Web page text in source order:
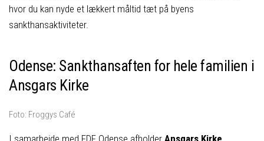
hvor du kan nyde et lækkert måltid tæt på byens
sankthansaktiviteter.
Odense: Sankthansaften for hele familien i
Ansgars Kirke
Foto: Froggys Café